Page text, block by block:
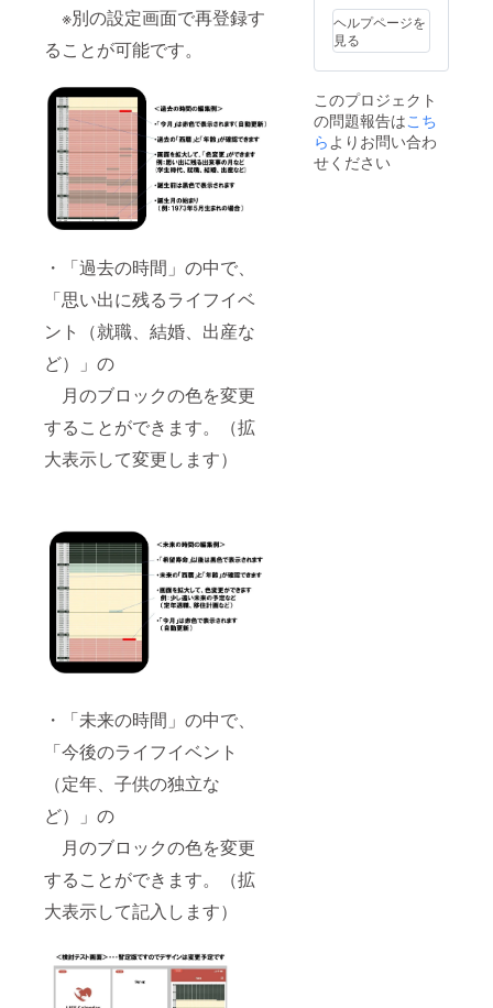
※別の設定画面で再登録す
ることが可能です。
・「過去の時間」の中で、
「思い出に残るライフイベ
ント（就職、結婚、出産な
ど）」の
月のブロックの色を変更
することができます。（拡
大表示して変更します）
・「未来の時間」の中で、
「今後のライフイベント
（定年、子供の独立な
ど）」の
月のブロックの色を変更
することができます。（拡
大表示して記入します）
などの
結果を
記載し
た資料
ヘルプページを
見る
このプロジェクト
の問題報告はこち
らよりお問い合わ
せください